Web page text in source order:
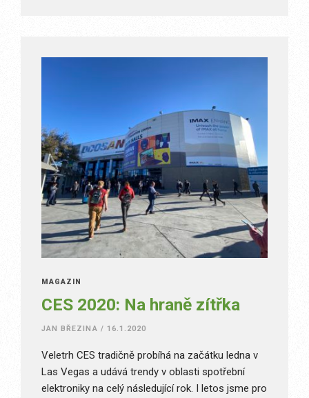
MAGAZÍN
CES 2020: Na hraně zítřka
JAN BŘEZINA / 16.1.2020
Veletrh CES tradičně probíhá na začátku ledna v
Las Vegas a udává trendy v oblasti spotřební
elektroniky na celý následující rok. I letos jsme pro